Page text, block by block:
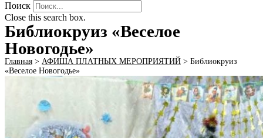
Поиск
Close this search box.
Библиокруиз «Веселое
Новогодье»
Главная > АФИША ПЛАТНЫХ МЕРОПРИЯТИЙ > Библиокруиз
«Веселое Новогодье»